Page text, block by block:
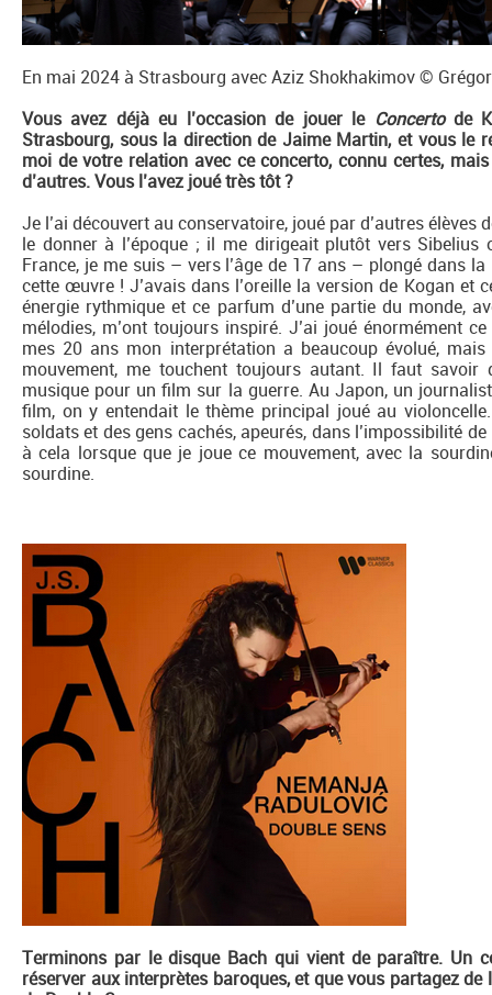
En mai 2024 à Strasbourg avec Aziz Shokhakimov ©
Vous avez déjà eu l’occasion de jouer le Concertode
Strasbourg, sous la direction de Jaime Martin, et vous le
moi de votre relation avec ce concerto, connu certes,
d’autres. Vous l’avez joué très tôt ?
Je l’ai découvert au conservatoire, joué par d’autres
le donner à l’époque ; il me dirigeait plutôt vers Sibelius
France, je me suis – vers l’âge de 17 ans – plongé dans
cette œuvre ! J’avais dans l’oreille la version de Kogan et
énergie rythmique et ce parfum d’une partie du monde,
mélodies, m’ont toujours inspiré. J’ai joué énormément
mes 20 ans mon interprétation a beaucoup évolué,
mouvement, me touchent toujours autant. Il faut
musique pour un film sur la guerre. Au Japon, un
film, on y entendait le thème principal joué au
soldats et des gens cachés, apeurés, dans l’impossibilité
à cela lorsque que je joue ce mouvement, avec la
sourdine.
Terminons par le disque Bach qui vient de paraître. Un
réserver aux interprètes baroques, et que vous partagez